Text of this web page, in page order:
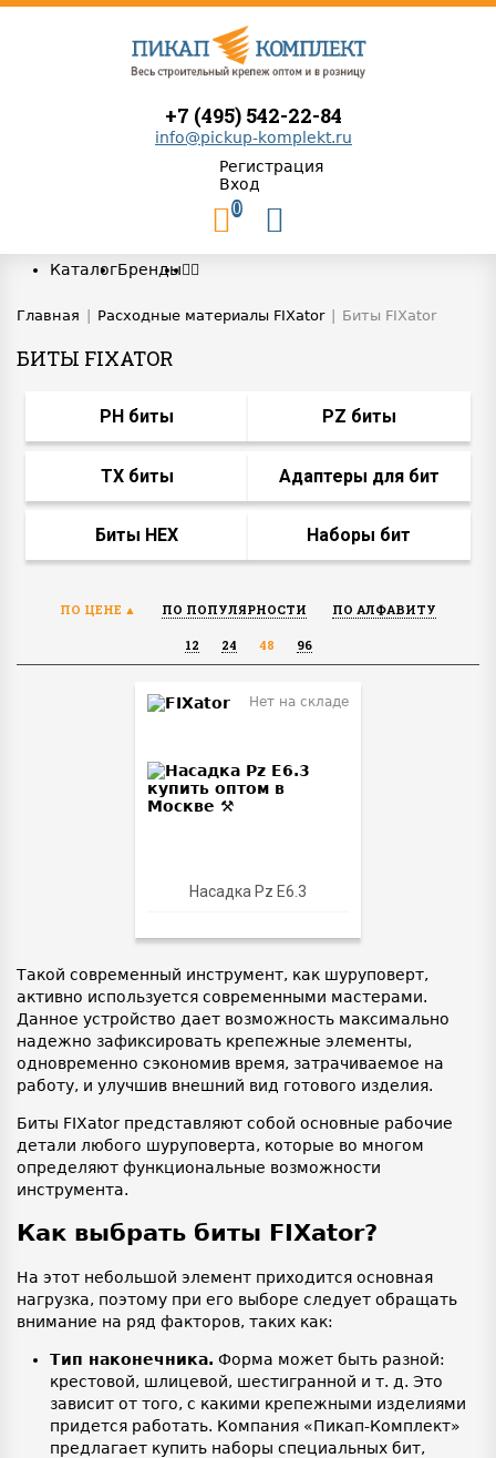
+7 (495) 542-22-84
info@pickup-komplekt.ru
Регистрация
Вход
0
КаталогБренды
Главная Расходные материалы FIXator Биты FIXator
БИТЫ FIXATOR
PH биты PZ биты
TX биты Адаптеры для бит
Биты HEX Наборы бит
ПО ЦЕНЕ ПО ПОПУЛЯРНОСТИ ПО АЛФАВИТУ
12 24 48 96
Насадка Pz Е6.3
Нет на складе
Такой современный инструмент, как шуруповерт,
активно используется современными мастерами.
Данное устройство дает возможность максимально
надежно зафиксировать крепежные элементы,
одновременно сэкономив время, затрачиваемое на
работу, и улучшив внешний вид готового изделия.
Биты FIXator представляют собой основные рабочие
детали любого шуруповерта, которые во многом
определяют функциональные возможности
инструмента.
Как выбрать биты FIXator?
На этот небольшой элемент приходится основная
нагрузка, поэтому при его выборе следует обращать
внимание на ряд факторов, таких как:
Тип наконечника. Форма может быть разной:
крестовой, шлицевой, шестигранной и т. д. Это
зависит от того, с какими крепежными изделиями
придется работать. Компания «Пикап-Комплект»
предлагает купить наборы специальных бит,